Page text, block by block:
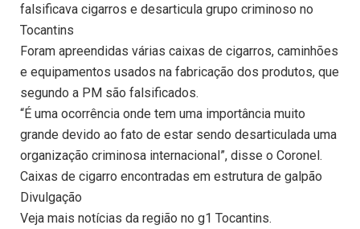
falsificava cigarros e desarticula grupo criminoso no
Tocantins
Foram apreendidas várias caixas de cigarros, caminhões
e equipamentos usados na fabricação dos produtos, que
segundo a PM são falsificados.
“É uma ocorrência onde tem uma importância muito
grande devido ao fato de estar sendo desarticulada uma
organização criminosa internacional”, disse o Coronel.
Caixas de cigarro encontradas em estrutura de galpão
Divulgação
Veja mais notícias da região no g1 Tocantins.